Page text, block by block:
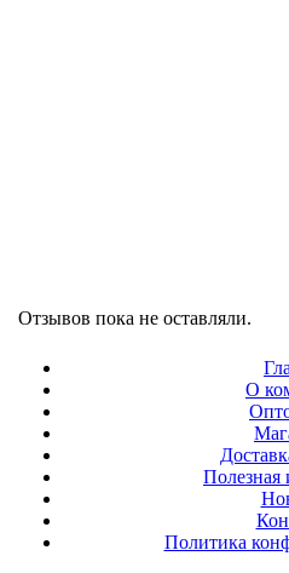
Отзывов пока не оставляли.
О
Полезная
Политика